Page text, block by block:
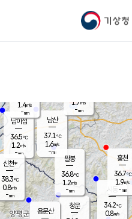
기상청
남이섬
36.5℃
1.2m/s
-mm
남산
37.1℃
1.6m/s
-mm
청운
팔봉
36.8℃
1.2m/s
-mm
1.4m/s
-mm
신천*
38.3℃
0.8m/s
-mm
시동
34.2℃
0.8m/s
용문산
홍천
36.7℃
1.9m/s
-mm
1.7 m/s
-mm